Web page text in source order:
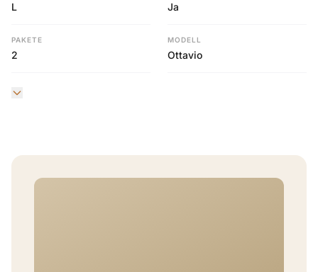
L Ja
PAKETE
2
MODELL
Ottavio